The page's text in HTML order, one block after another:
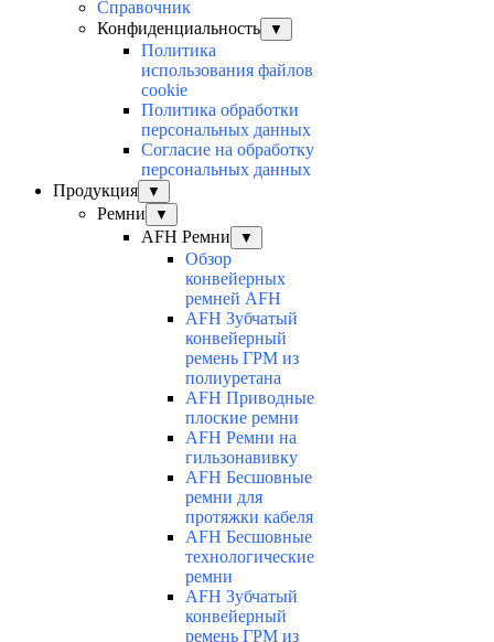
Справочник
Конфиденциальность
▼
Политика
использования файлов
cookie
Политика обработки
персональных данных
Согласие на обработку
персональных данных
Продукция
▼
Ремни ▼
AFH Ремни ▼
Обзор
конвейерных
ремней AFH
AFH Зубчатый
конвейерный
ремень ГРМ из
полиуретана
AFH Приводные
плоские ремни
AFH Ремни на
гильзонавивку
AFH Бесшовные
ремни для
протяжки кабеля
AFH Бесшовные
технологические
ремни
AFH Зубчатый
конвейерный
ремень ГРМ из